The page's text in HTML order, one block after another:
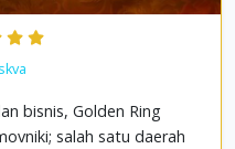
bisnis, Golden Ring
salah satu daerah